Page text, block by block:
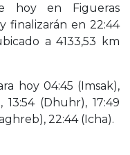
hoy en Figueras
finalizarán en 22:44
a 4133,53 km
hoy 04:45 (Imsak),
13:54 (Dhuhr), 17:49
22:44 (Icha).